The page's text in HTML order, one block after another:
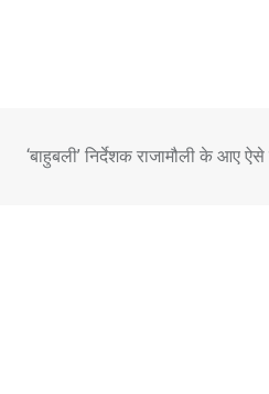
‘बाहुबली’ निर्देशक राजामौली के आए